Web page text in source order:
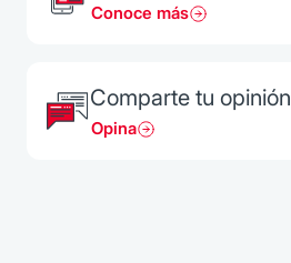
Conoce más
Comparte tu opinión
Opina